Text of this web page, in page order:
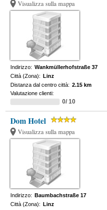
Visualizza sulla mappa
Indirizzo: Wankmüllerhofstraße 37
Città (Zona): Linz
Distanza dal centro città: 2.15 km
Valutazione clienti:
0/ 10
Dom Hotel
Visualizza sulla mappa
Indirizzo: Baumbachstraße 17
Città (Zona): Linz